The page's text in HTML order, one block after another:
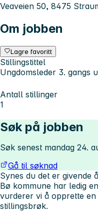
Veaveien 50, 8475
Om jobben
Lagre favoritt
Stillingstittel
Ungdomsleder 3. gangs
Antall stillinger
1
Søk på jobben
Søk senest mandag 24.
Gå til søknad
Synes du det er givende
Bø kommune har ledig
vurderer vi å opprette
stillingsbrøk.